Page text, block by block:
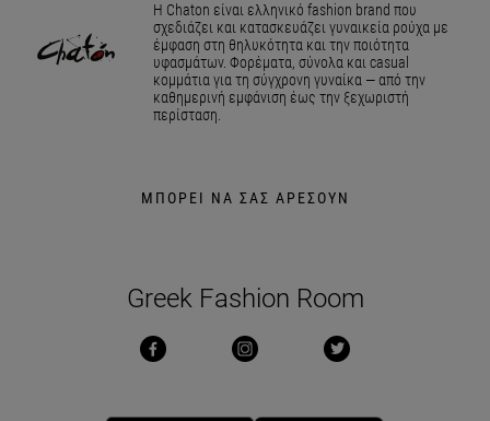
Η Chaton είναι ελληνικό fashion brand που
σχεδιάζει και κατασκευάζει γυναικεία ρούχα με
έμφαση στη θηλυκότητα και την ποιότητα
υφασμάτων. Φορέματα, σύνολα και casual
κομμάτια για τη σύγχρονη γυναίκα — από την
καθημερινή εμφάνιση έως την ξεχωριστή
περίσταση.
ΜΠΟΡΕΙ ΝΑ ΣΑΣ ΑΡΕΣΟΥΝ
Greek Fashion Room